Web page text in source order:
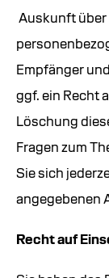
Auskunft über
Empfänger
ggf. ein Recht
Löschung
Fragen zum
Sie sich
angegebenen
Recht auf